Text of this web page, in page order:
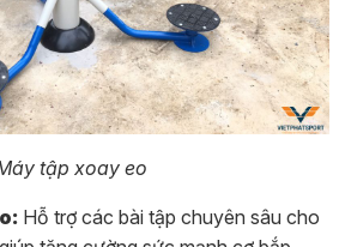
tập xoay eo
Hỗ trợ các bài tập chuyên sâu cho